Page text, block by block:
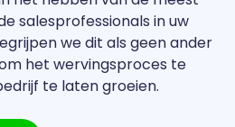
salesprofessionals in uw
we dit als geen ander
het wervingsproces te
te laten groeien.